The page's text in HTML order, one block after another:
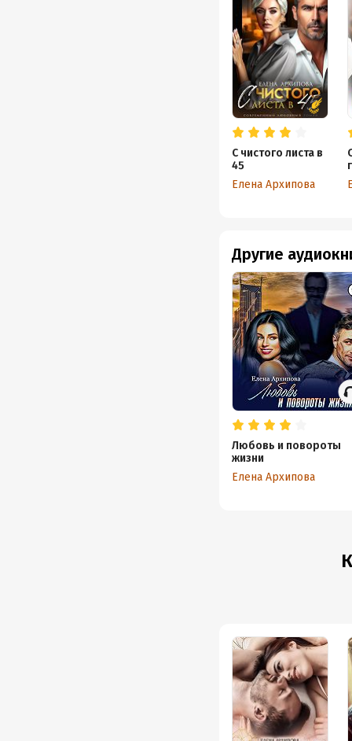
С чистого листа в
45
Елена Архипова
Другие
Любовь и повороты
жизни
Елена Архипова